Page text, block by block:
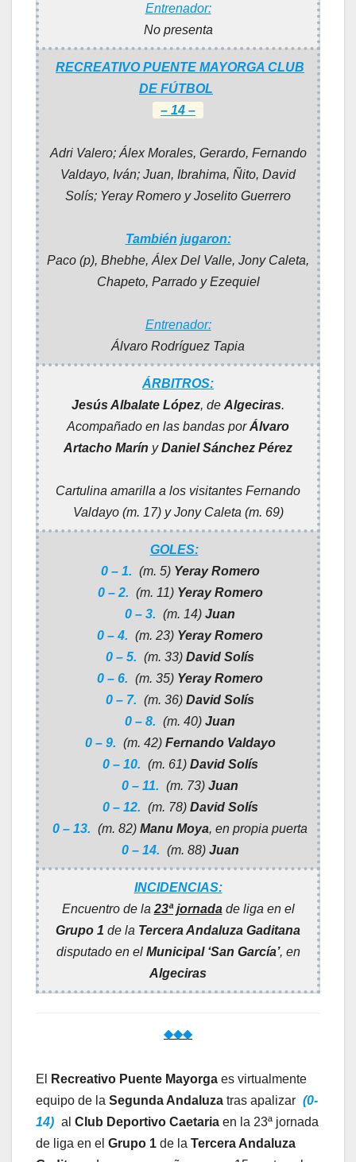
Entrenador:
No presenta
RECREATIVO PUENTE MAYORGA CLUB
DE FÚTBOL
– 14 –
Adri Valero; Álex Morales, Gerardo, Fernando
Valdayo, Iván; Juan, Ibrahima, Ñito, David
Solís; Yeray Romero y Joselito Guerrero
También jugaron:
Paco (p), Bhebhe, Álex Del Valle, Jony Caleta,
Chapeto, Parrado y Ezequiel
Entrenador:
Álvaro Rodríguez Tapia
ÁRBITROS:
Jesús Albalate López, de Algeciras.
Acompañado en las bandas porÁlvaro
Artacho Marín yDaniel Sánchez Pérez
Cartulina amarilla a los visitantes Fernando
Valdayo (m. 17) y Jony Caleta (m. 69)
GOLES:
0 – 1. (m. 5) Yeray Romero
0 – 2. (m. 11) Yeray Romero
0 – 3. (m. 14) Juan
0 – 4. (m. 23) Yeray Romero
0 – 5. (m. 33) David Solís
0 – 6. (m. 35) Yeray Romero
0 – 7. (m. 36) David Solís
0 – 8. (m. 40) Juan
0 – 9. (m. 42) Fernando Valdayo
0 – 10. (m. 61) David Solís
0 – 11. (m. 73) Juan
0 – 12. (m. 78) David Solís
0 – 13. (m. 82) Manu Moya, en propia puerta
0 – 14. (m. 88) Juan
INCIDENCIAS:
Encuentro de la 23ª jornadade liga en el
Grupo 1 de la Tercera Andaluza Gaditana
disputado en el Municipal ‘San García’, en
Algeciras
◆◆◆
El Recreativo Puente Mayorga es virtualmente
equipo de la Segunda Andaluza tras apalizar (0-
14) al Club Deportivo Caetaria en la 23ª jornada
de liga en el Grupo 1 de la Tercera Andaluza